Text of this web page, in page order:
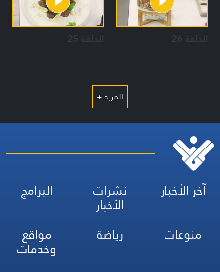
الحلقة 26 الحلقة 25
المزيد +
آخر الأخبار نشرات
الأخبار
البرامج
منوعات
رياضة مواقع
وخدمات